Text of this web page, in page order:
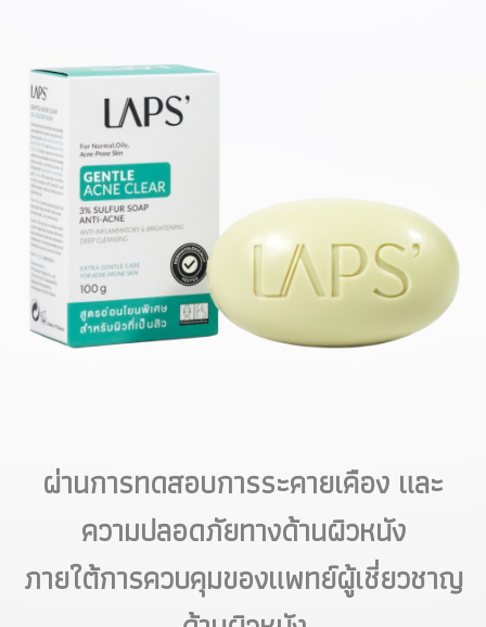
ผ่านการทดสอบการระคายเคือง และ
ความปลอดภัยทางด้านผิวหนัง
ภายใต้การควบคุมของแพทย์ผู้เชี่ยวชาญ